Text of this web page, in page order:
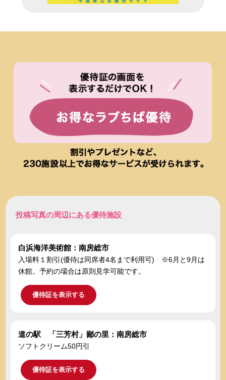
投稿写真の周辺にある優待施設
白浜海洋美術館：南房総市
入場料１割引(優待は同席者4名まで利用可) ※6月と9月は
休館。予約の場合は原則見学可能です。
優待証を表示する
道の駅 「三芳村」鄙の里：南房総市
ソフトクリーム50円引
優待証を表示する